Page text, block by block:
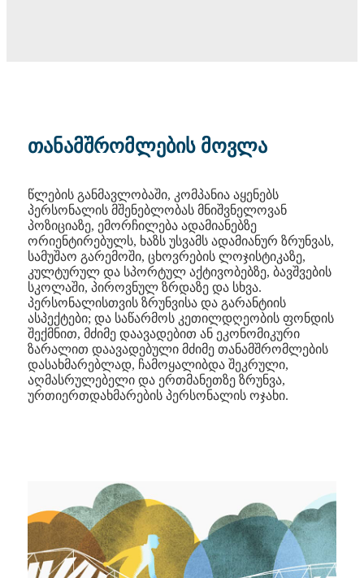
თანამშრომლების მოვლა
წლების განმავლობაში, კომპანია აყენებს
პერსონალის მშენებლობას მნიშვნელოვან
პოზიციაზე, ემორჩილება ადამიანებზე
ორიენტირებულს, ხაზს უსვამს ადამიანურ ზრუნვას,
სამუშაო გარემოში, ცხოვრების ლოჯისტიკაზე,
კულტურულ და სპორტულ აქტივობებზე, ბავშვების
სკოლაში, პიროვნულ ზრდაზე და სხვა.
პერსონალისთვის ზრუნვისა და გარანტიის
ასპექტები; და საწარმოს კეთილდღეობის ფონდის
შექმნით, მძიმე დაავადებით ან ეკონომიკური
ზარალით დაავადებული მძიმე თანამშრომლების
დასახმარებლად, ჩამოყალიბდა შეკრული,
აღმასრულებელი და ერთმანეთზე ზრუნვა,
ურთიერთდახმარების პერსონალის ოჯახი.